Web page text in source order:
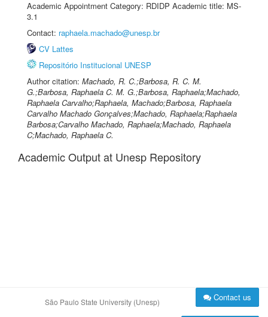
Academic Appointment Category: RDIDP Academic title: MS-
3.1
Contact: raphaela.machado@unesp.br
CV Lattes
Repositório Institucional UNESP
Author citation: Machado, R. C.;Barbosa, R. C. M.
G.;Barbosa, Raphaela C. M. G.;Barbosa, Raphaela;Machado,
Raphaela Carvalho;Raphaela, Machado;Barbosa, Raphaela
Carvalho Machado Gonçalves;Machado, Raphaela;Raphaela
Barbosa;Carvalho Machado, Raphaela;Machado, Raphaela
C;Machado, Raphaela C.
Academic Output at Unesp Repository
São Paulo State University (Unesp) Contact us